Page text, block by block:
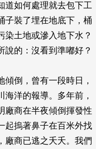
道如何處理就去包下工
子裝了埋在地底下，桶
染土地或滲入地下水？
說的：沒看到準嘟好？
傾倒，曾有一段時日，
洋的報導。多年前，
廠商在半夜傾倒揮發性
起摀著鼻子在百米外找
廠商已逃之夭夭。我們